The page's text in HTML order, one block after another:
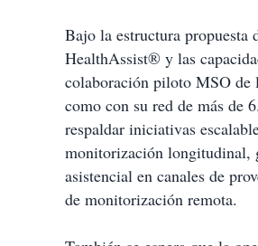
Bajo la estructura
HealthAssist® y las
colaboración piloto MSO
como con su red de más de
respaldar iniciativas
monitorización longitudinal,
asistencial en canales de
de monitorización remota.